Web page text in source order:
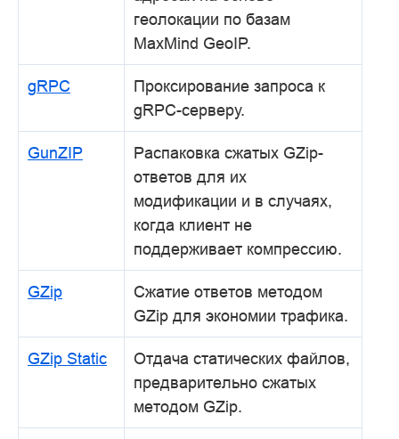
геолокации по базам
MaxMind GeoIP.
gRPC
Проксирование запроса к
gRPC-серверу.
GunZIP
Распаковка сжатых GZip-
ответов для их
модификации и в случаях,
когда клиент не
поддерживает компрессию.
GZip
Сжатие ответов методом
GZip для экономии трафика.
GZip Static
Отдача статических файлов,
предварительно сжатых
методом GZip.